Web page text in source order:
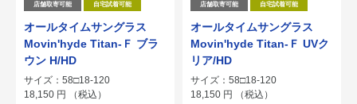
店舗取寄可能 自宅試着可能
オールタイムサングラス
Movin'hyde Titan-Ｆ ブラ
ウン H/HD
サイズ：58□18-120
18,150 円 （税込）
店舗取寄可能 自宅試着可能
オールタイムサングラス
Movin'hyde Titan-Ｆ UVク
リア/HD
サイズ：58□18-120
18,150 円 （税込）